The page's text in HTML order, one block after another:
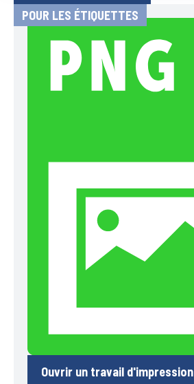
POUR LES ÉTIQUETTES
Ouvrir un travail d'impression